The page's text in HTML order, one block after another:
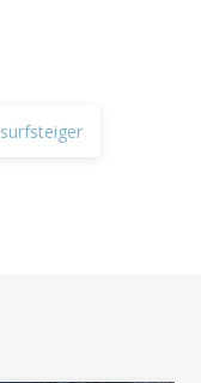
surfsteiger